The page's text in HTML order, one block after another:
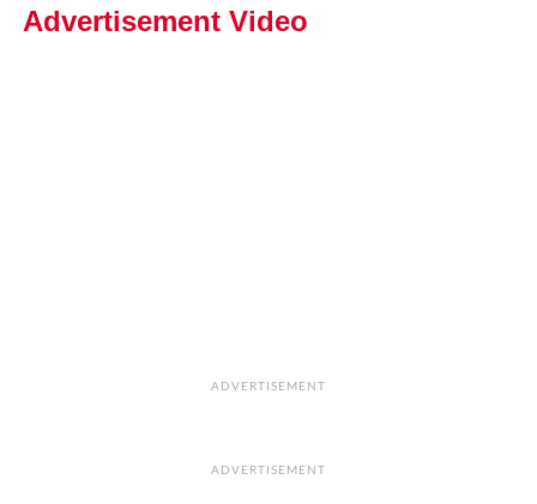
Advertisement Video
ADVERTISEMENT
ADVERTISEMENT